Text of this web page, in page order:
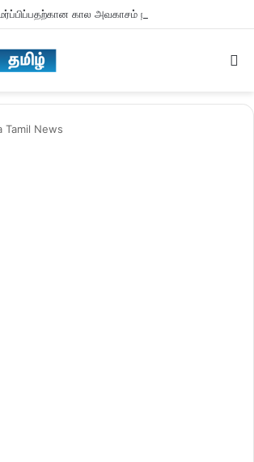
கால அவகாசம் நீடிப்பு
Tamil News